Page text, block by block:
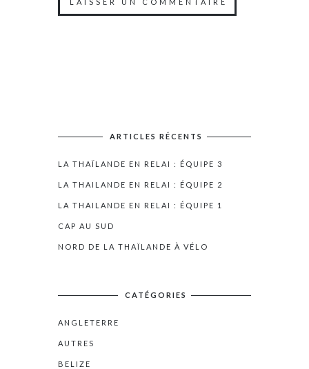
ARTICLES RÉCENTS
LA THAÏLANDE EN RELAI : ÉQUIPE 3
LA THAILANDE EN RELAI : ÉQUIPE 2
LA THAILANDE EN RELAI : ÉQUIPE 1
CAP AU SUD
NORD DE LA THAÏLANDE À VÉLO
CATÉGORIES
ANGLETERRE
AUTRES
BELIZE